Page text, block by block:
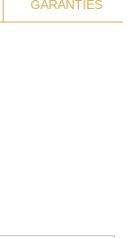
GARANTIES